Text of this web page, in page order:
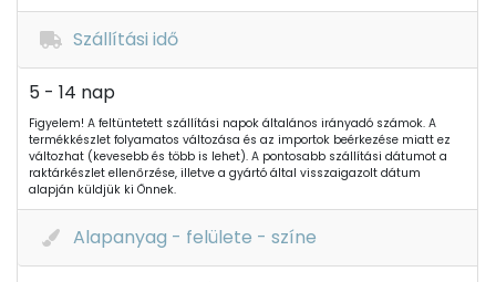
Szállítási idő
5 - 14 nap
Figyelem! A feltüntetett szállítási napok általános irányadó számok. A
termékkészlet folyamatos változása és az importok beérkezése miatt ez
változhat (kevesebb és több is lehet). A pontosabb szállítási dátumot a
raktárkészlet ellenőrzése, illetve a gyártó által visszaigazolt dátum
alapján küldjük ki Önnek.
Alapanyag - felülete - színe